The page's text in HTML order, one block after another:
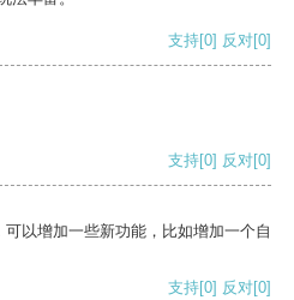
支持[0] 反对[0]
支持[0] 反对[0]
以增加一些新功能，比如增加一个自
支持[0] 反对[0]